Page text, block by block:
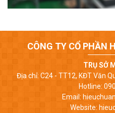
CÔNG TY CỔ PHẦN
TRỤ SỞ
Địa chỉ: C24 - TT12, KĐT Văn
Hotline:
Email:
Website: